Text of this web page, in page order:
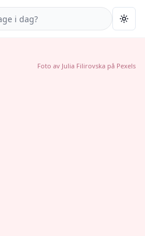
Foto av Julia Filirovska på Pexels